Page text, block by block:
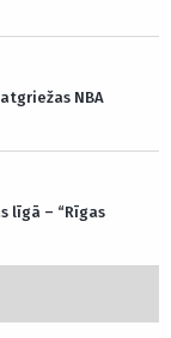
NBA
līgā – “Rīgas